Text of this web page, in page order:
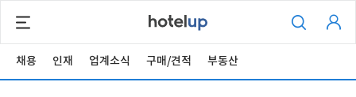
채용 인재 업계소식 구매/견적 부동산